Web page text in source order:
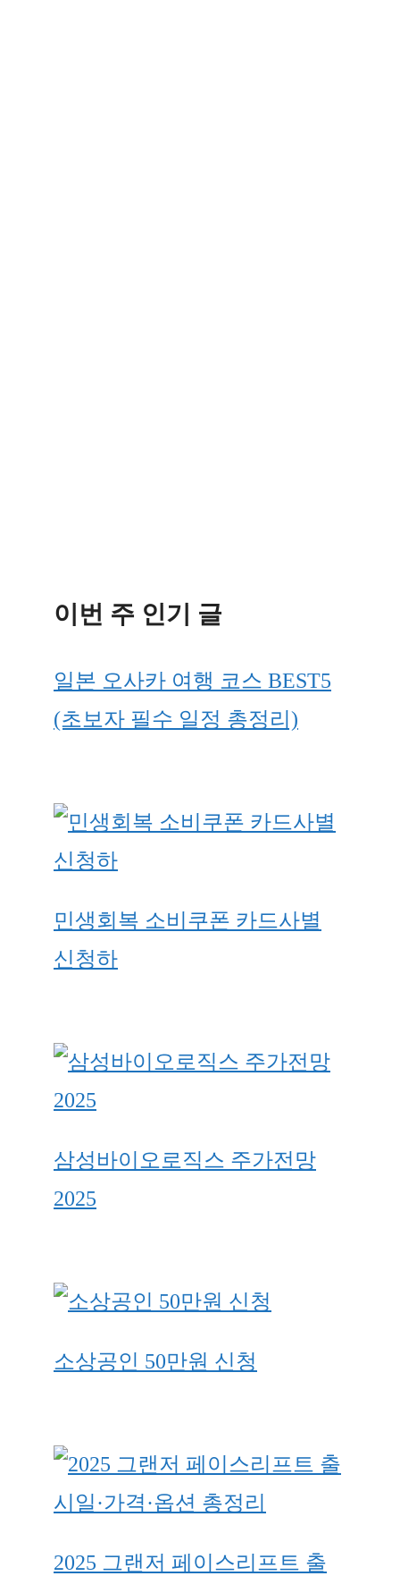
이번 주 인기 글
일본 오사카 여행 코스 BEST5
(초보자 필수 일정 총정리)
민생회복 소비쿠폰 카드사별
신청하
삼성바이오로직스 주가전망
2025
소상공인 50만원 신청
2025 그랜저 페이스리프트 출